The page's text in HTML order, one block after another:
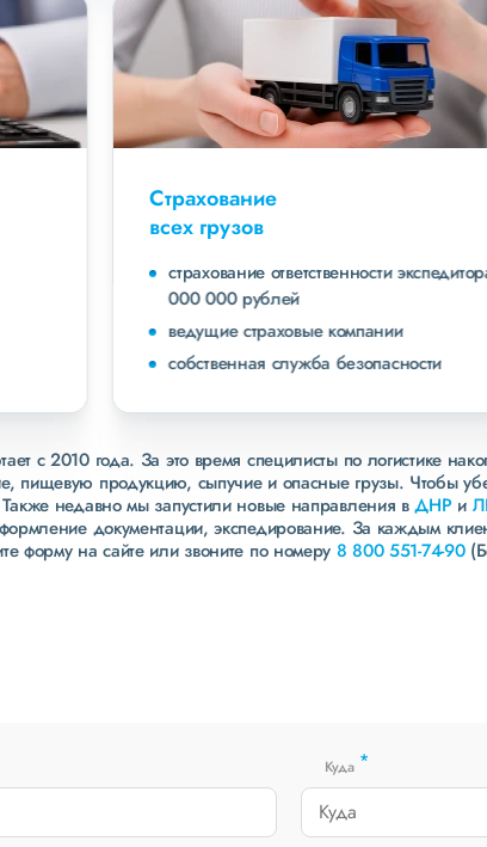
Страхование
всех грузов
страхование ответственности экспедитора до 40
000 000 рублей
ведущие страховые компании
собственная служба безопасности
с 2010 года. За это время специлисты по логистике
пищевую продукцию, сыпучие и опасные грузы. Чтобы
недавно мы запустили новые направления вДНР и
документации, экспедирование. За каждым
форму на сайте или звоните по номеру 8 800 551-74-90
Куда *